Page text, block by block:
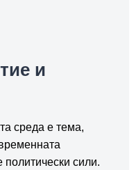
и
среда е тема,
политически сили.